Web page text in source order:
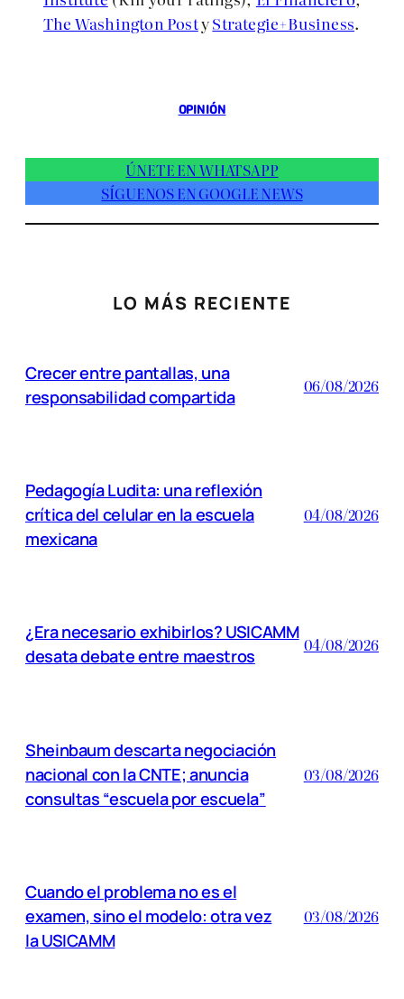
The Washington PostyStrategie+Business.
OPINIÓN
ÚNETE EN WHATSAPP
SÍGUENOS EN GOOGLE NEWS
LO MÁS RECIENTE
Crecer entre pantallas, una
responsabilidad compartida
06/08/2026
Pedagogía Ludita: una reflexión
crítica del celular en la escuela
mexicana
04/08/2026
¿Era necesario exhibirlos? USICAMM
desata debate entre maestros
04/08/2026
Sheinbaum descarta negociación
nacional con la CNTE; anuncia
consultas “escuela por escuela”
03/08/2026
Cuando el problema no es el
examen, sino el modelo: otra vez
la USICAMM
03/08/2026